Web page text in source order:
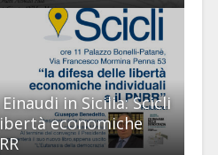
in Sicilia: Scicli
economiche